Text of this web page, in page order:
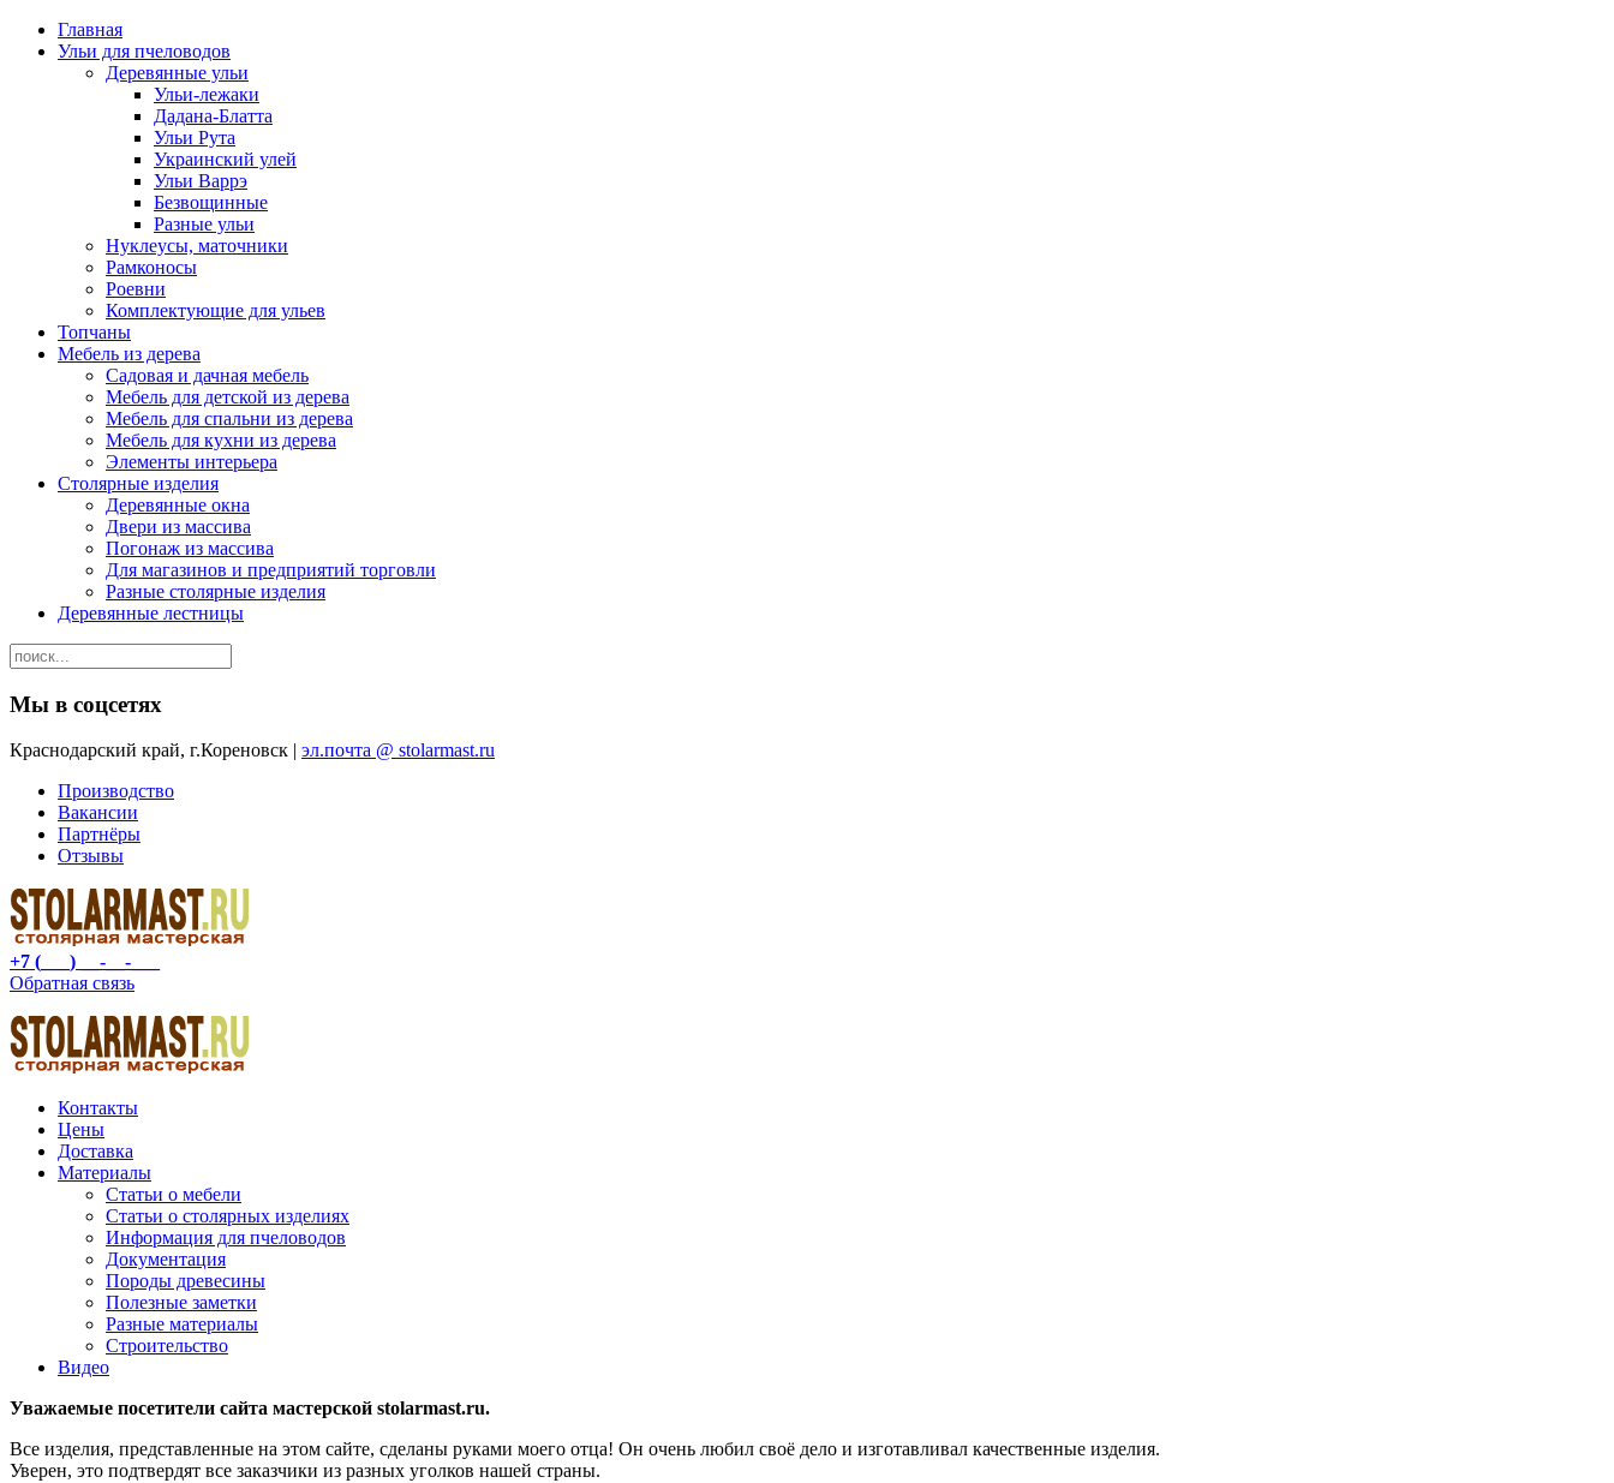
Главная
Ульи для пчеловодов
Деревянные ульи
Ульи-лежаки
Дадана-Блатта
Ульи Рута
Украинский улей
Ульи Варрэ
Безвощинные
Разные ульи
Нуклеусы, маточники
Рамконосы
Роевни
Комплектующие для ульев
Топчаны
Мебель из дерева
Садовая и дачная мебель
Мебель для детской из дерева
Мебель для спальни из дерева
Мебель для кухни из дерева
Элементы интерьера
Столярные изделия
Деревянные окна
Двери из массива
Погонаж из массива
Для магазинов и предприятий торговли
Разные столярные изделия
Деревянные лестницы
Мы в соцсетях
Краснодарский край, г.Кореновск | эл.почта @ stolarmast.ru
Производство
Вакансии
Партнёры
Отзывы
+7 (___) __-__-___
Обратная связь
Контакты
Цены
Доставка
Материалы
Статьи о мебели
Статьи о столярных изделиях
Информация для пчеловодов
Документация
Породы древесины
Полезные заметки
Разные материалы
Строительство
Видео
Уважаемые посетители сайта мастерской stolarmast.ru.
Все изделия, представленные на этом сайте, сделаны руками моего отца! Он очень любил своё дело и изготавливал качественные изделия.
Уверен, это подтвердят все заказчики из разных уголков нашей страны.